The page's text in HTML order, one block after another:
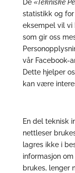
De «Tekniske
statistikk og
eksempel vil vi
som gir oss
vår Facebook-
Dette hjelper
kan være
En del teknisk
nettleser
lagres ikke i
informasjon
brukes, lenger